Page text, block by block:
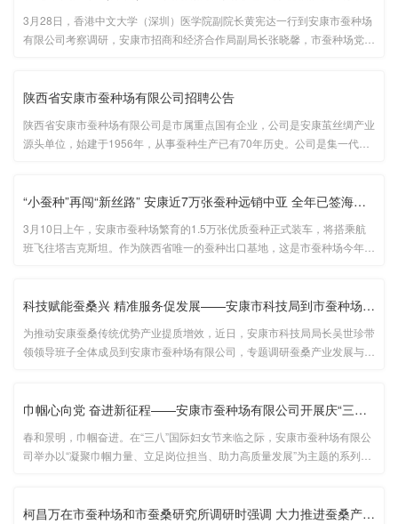
3月28日，香港中文大学（深圳）医学院副院长黄宪达一行到安康市蚕种场
有限公司考察调研，安康市招商和经济合作局副局长张晓馨，市蚕种场党委
陕西省安康市蚕种场有限公司招聘公告
陕西省安康市蚕种场有限公司是市属重点国有企业，公司是安康茧丝绸产业
源头单位，始建于1956年，从事蚕种生产已有70年历史。公司是集一代杂
···...
“小蚕种”再闯“新丝路” 安康近7万张蚕种远销中亚 全年已签海外···
3月10日上午，安康市蚕种场繁育的1.5万张优质蚕种正式装车，将搭乘航
班飞往塔吉克斯坦。作为陕西省唯一的蚕种出口基地，这是市蚕种场今年与
科技赋能蚕桑兴 精准服务促发展——安康市科技局到市蚕种场有限公···
为推动安康蚕桑传统优势产业提质增效，近日，安康市科技局局长吴世珍带
领领导班子全体成员到安康市蚕种场有限公司，专题调研蚕桑产业发展与科
巾帼心向党 奋进新征程——安康市蚕种场有限公司开展庆“三八”国···
春和景明，巾帼奋进。在“三八”国际妇女节来临之际，安康市蚕种场有限公
司举办以“凝聚巾帼力量、立足岗位担当、助力高质量发展”为主题的系列庆
柯昌万在市蚕种场和市蚕桑研究所调研时强调 大力推进蚕桑产业振兴···